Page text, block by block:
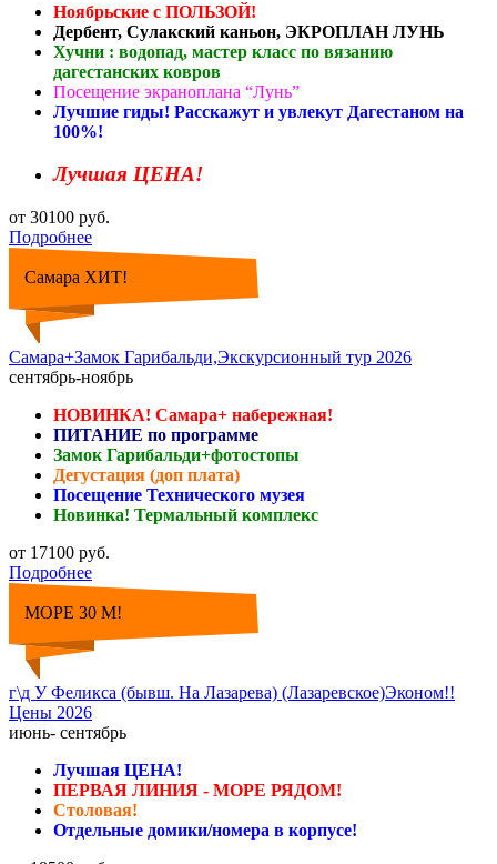
Ноябрьские с ПОЛЬЗОЙ!
Дербент, Сулакский каньон, ЭКРОПЛАН ЛУНЬ
Хучни : водопад, мастер класс по вязанию
дагестанских ковров
Посещение экраноплана “Лунь”
Лучшие гиды! Расскажут и увлекут Дагестаном на
100%!
Лучшая ЦЕНА!
от 30100 руб.
Подробнее
Самара ХИТ!
Самара+Замок Гарибальди,Экскурсионный тур 2026
сентябрь-ноябрь
НОВИНКА! Самара+ набережная!
ПИТАНИЕ по программе
Замок Гарибальди+фотостопы
Дегустация (доп плата)
Посещение Технического музея
Новинка! Термальный комплекс
от 17100 руб.
Подробнее
МОРЕ 30 М!
г\д У Феликса (бывш. На Лазарева) (Лазаревское)Эконом!!
Цены 2026
июнь- сентябрь
Лучшая ЦЕНА!
ПЕРВАЯ ЛИНИЯ - МОРЕ РЯДОМ!
Столовая!
Отдельные домики/номера в корпусе!